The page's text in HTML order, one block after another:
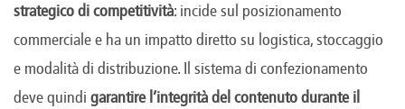
strategico di competitività: incide sul posizionamento
commerciale e ha un impatto diretto su logistica, stoccaggio
e modalità di distribuzione. Il sistema di confezionamento
deve quindi garantire l’integrità del contenuto durante il